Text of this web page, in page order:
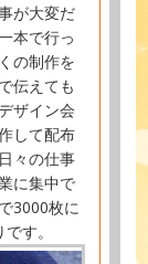
が大変だ
本で行っ
の制作を
伝えても
ザイン会
して配布
々の仕事
に集中で
3000枚に
す。